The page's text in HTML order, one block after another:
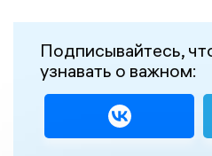
Подписывайтесь,
узнавать о важном: